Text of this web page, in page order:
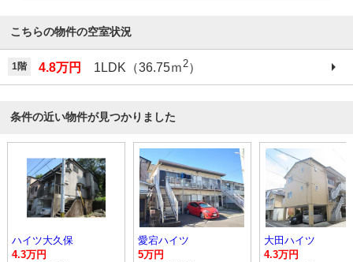
こちらの物件の空室状況
1階 4.8万円 1LDK（36.75ｍ2）
条件の近い物件が見つかりました
ハイツ大久保
4.3万円
愛宕ハイツ
5万円
大田ハイツ
4.3万円